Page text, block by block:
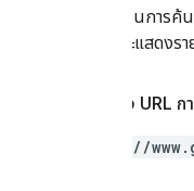
การดําเนินการ
ที่ระบุและแสดงร
การสร้าง URL ก
https://